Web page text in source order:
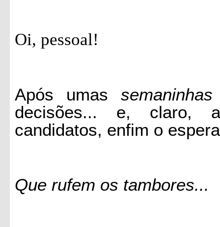
Oi, pessoal!
Após umassemaninhas
decisões... e, claro,
candidatos, enfim o
Que rufem os tambores...